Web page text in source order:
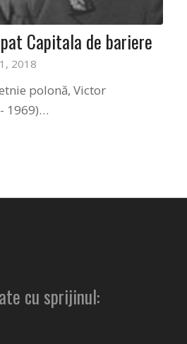
Capitala de bariere
2018
polonă, Victor
1969)…
cu sprijinul: